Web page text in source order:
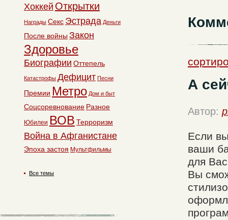
А
Автор:
Если
ваши
для
Вы
Хоккей Открытки
Награды Секс Эстрада Деньги
После войны Закон
Здоровье
Биографии Оттепель
Катастрофы Дефицит Песни
Премии Метро Дом и быт
Соцсоревнование Разное
Юбилеи ВОВ Терроризм
Война в Афганистане
Эпоха застоя Мультфильмы
Все темы